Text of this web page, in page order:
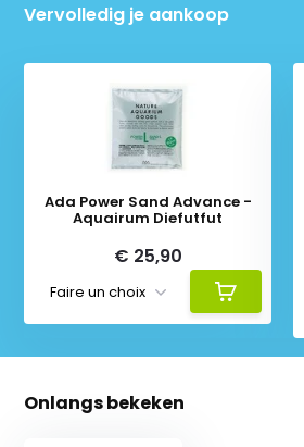
Vervolledig je aankoop
Ada Power Sand Advance -
Aquairum Diefutfut
€ 25,90
Onlangs bekeken